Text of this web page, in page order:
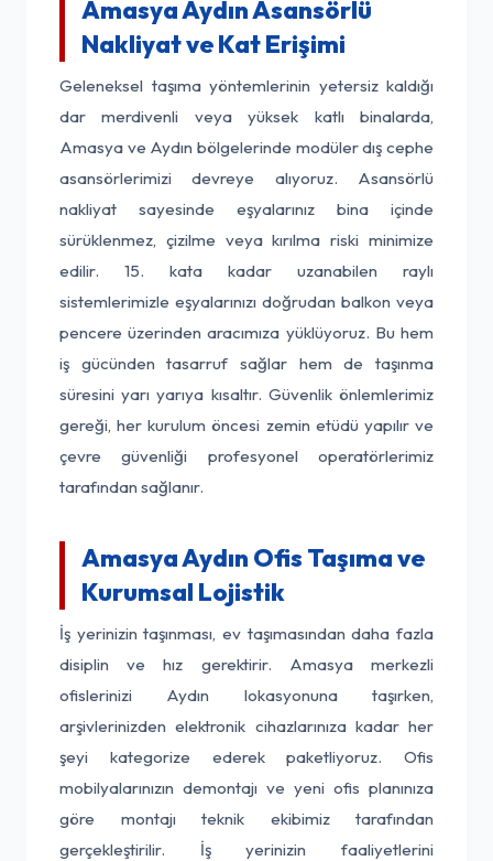
Amasya Aydın Asansörlü
Nakliyat ve Kat Erişimi
Geleneksel taşıma yöntemlerinin yetersiz kaldığı
dar merdivenli veya yüksek katlı binalarda,
Amasya ve Aydın bölgelerinde modüler dış cephe
asansörlerimizi devreye alıyoruz. Asansörlü
nakliyat sayesinde eşyalarınız bina içinde
sürüklenmez, çizilme veya kırılma riski minimize
edilir. 15. kata kadar uzanabilen raylı
sistemlerimizle eşyalarınızı doğrudan balkon veya
pencere üzerinden aracımıza yüklüyoruz. Bu hem
iş gücünden tasarruf sağlar hem de taşınma
süresini yarı yarıya kısaltır. Güvenlik önlemlerimiz
gereği, her kurulum öncesi zemin etüdü yapılır ve
çevre güvenliği profesyonel operatörlerimiz
tarafından sağlanır.
Amasya Aydın Ofis Taşıma ve
Kurumsal Lojistik
İş yerinizin taşınması, ev taşımasından daha fazla
disiplin ve hız gerektirir. Amasya merkezli
ofislerinizi Aydın lokasyonuna taşırken,
arşivlerinizden elektronik cihazlarınıza kadar her
şeyi kategorize ederek paketliyoruz. Ofis
mobilyalarınızın demontajı ve yeni ofis planınıza
göre montajı teknik ekibimiz tarafından
gerçekleştirilir. İş yerinizin faaliyetlerini